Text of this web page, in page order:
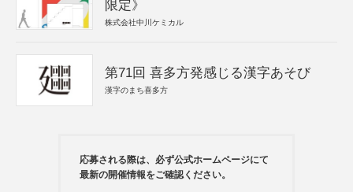
限定》
株式会社中川ケミカル
第71回 喜多方発感じる漢字あそび
漢字のまち喜多方
応募される際は、必ず公式ホームページにて
最新の開催情報をご確認ください。